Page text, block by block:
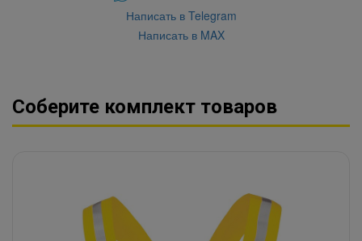
Написать в Telegram
Написать в MAX
Соберите комплект товаров